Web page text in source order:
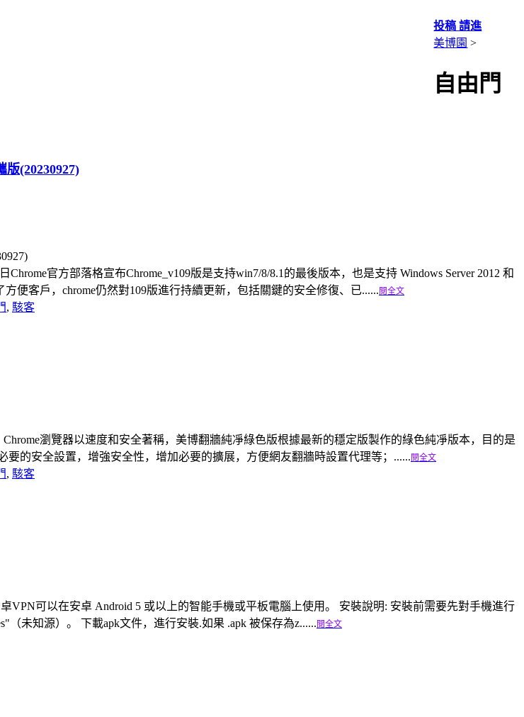
投稿 請進
美博園 >
自由門
(20230927)
Chrome官方部落格宣布Chrome_v109版是支持win7/8/8.1的最後版本，也是支持 Windows Server 2012 和
便客戶，chrome仍然對109版進行持續更新，包括關鍵的安全修復、已...... 閱全文
, 駭客
Chrome瀏覽器以速度和安全著稱，美博翻牆純凈綠色版根據最新的穩定版製作的綠色純凈版本，目的是
的安全設置，增強安全性，增加必要的擴展，方便網友翻牆時設置代理等；...... 閱全文
, 駭客
VPN可以在安卓 Android 5 或以上的智能手機或平板電腦上使用。 安裝說明: 安裝前需要先對手機進行
（未知源）。 下載apk文件，進行安裝.如果 .apk 被保存為z...... 閱全文